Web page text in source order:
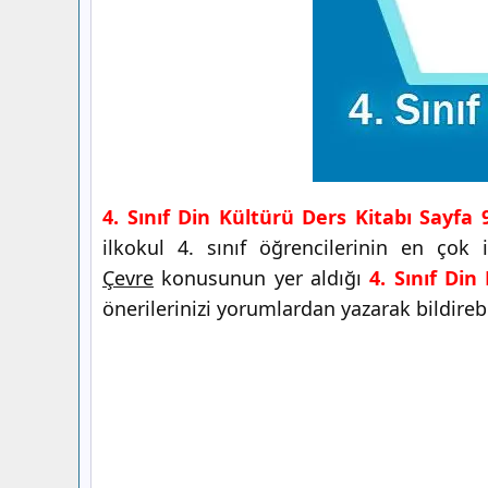
4. Sınıf Din Kültürü Ders Kitabı Sayfa
ilkokul 4. sınıf öğrencilerinin en çok
Çevre konusunun yer aldığı4. Sınıf
önerilerinizi yorumlardan yazarak